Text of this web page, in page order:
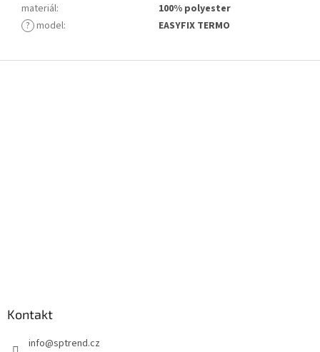
materiál:
100% polyester
? model: EASYFIX TERMO
Kontakt
info@sptrend.cz